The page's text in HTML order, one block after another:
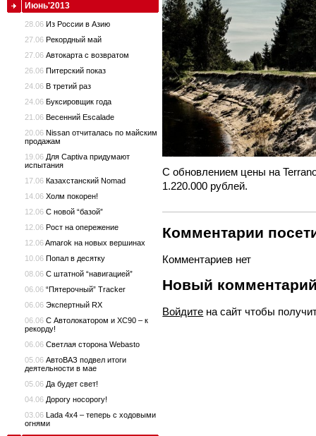
С обновлением цены на
1.220.000 рублей.
Комментарии
Комментариев нет
Новый
Войдите на сайт чтобы
Июнь'2013
28.06 Из России в Азию
27.06 Рекордный май
27.06 Автокарта с возвратом
26.06 Питерский показ
24.06 В третий раз
24.06 Буксировщик года
21.06 Весенний Escalade
20.06 Nissan отчиталась по майским
продажам
19.06 Для Captiva придумают
испытания
17.06 Казахстанский Nomad
14.06 Холм покорен!
12.06 С новой “базой”
12.06 Рост на опережение
12.06Amarok на новых вершинах
10.06 Попал в десятку
08.06 С штатной “навигацией”
06.06 “Пятерочный” Tracker
06.06 Экспертный RX
06.06 С Автолокатором и XC90 – к
рекорду!
06.06 Светлая сторона Webasto
05.06 АвтоВАЗ подвел итоги
деятельности в мае
05.06 Да будет свет!
04.06 Дорогу носорогу!
03.06 Lada 4x4 – теперь с ходовыми
огнями